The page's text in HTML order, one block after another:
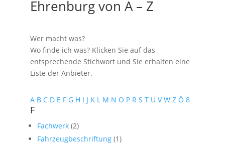
Ehrenburg von A – Z
Wer macht was?
Wo finde ich was? Klicken Sie auf das
entsprechende Stichwort und Sie erhalten eine
Liste der Anbieter.
A B C D E F G H I J K L M N O P R S T U V W Z Ö 8
F
Fachwerk (2)
Fahrzeugbeschriftung (1)